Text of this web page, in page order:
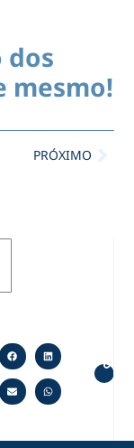
dos
mesmo!
PRÓXIMO